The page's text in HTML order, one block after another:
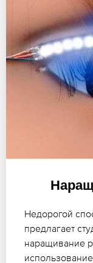
Недорогой
предлагает
наращивание